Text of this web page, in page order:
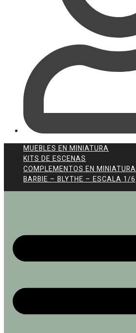
MUEBLES EN MINIATURA
KITS DE ESCENAS
COMPLEMENTOS EN MINIATURA
BARBIE – BLYTHE – ESCALA 1/6